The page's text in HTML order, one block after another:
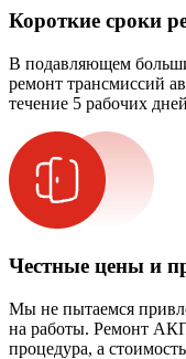
Короткие сроки
В подавляющем
ремонт трансмиссий
течение 5 рабочих
Честные цены и
Мы не пытаемся
на работы. Ремонт
процедура, а